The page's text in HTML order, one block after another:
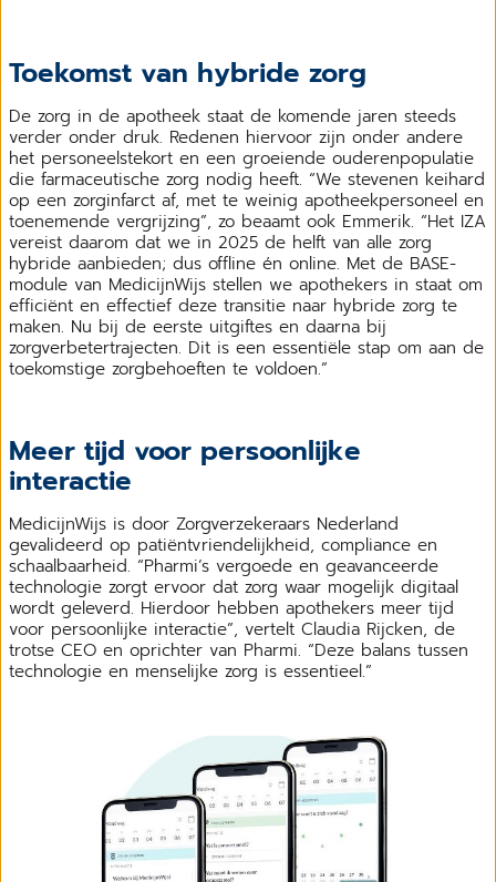
Toekomst van hybride zorg
De zorg in de apotheek staat de komende jaren steeds
verder onder druk. Redenen hiervoor zijn onder andere
het personeelstekort en een groeiende ouderenpopulatie
die farmaceutische zorg nodig heeft. “We stevenen keihard
op een zorginfarct af, met te weinig apotheekpersoneel en
toenemende vergrijzing”, zo beaamt ook Emmerik. “Het IZA
vereist daarom dat we in 2025 de helft van alle zorg
hybride aanbieden; dus offline én online. Met de BASE-
module van MedicijnWijs stellen we apothekers in staat om
efficiënt en effectief deze transitie naar hybride zorg te
maken. Nu bij de eerste uitgiftes en daarna bij
zorgverbetertrajecten. Dit is een essentiële stap om aan de
toekomstige zorgbehoeften te voldoen.”
Meer tijd voor persoonlijke
interactie
MedicijnWijs is door Zorgverzekeraars Nederland
gevalideerd op patiëntvriendelijkheid, compliance en
schaalbaarheid. “Pharmi’s vergoede en geavanceerde
technologie zorgt ervoor dat zorg waar mogelijk digitaal
wordt geleverd. Hierdoor hebben apothekers meer tijd
voor persoonlijke interactie”, vertelt Claudia Rijcken, de
trotse CEO en oprichter van Pharmi. “Deze balans tussen
technologie en menselijke zorg is essentieel.”